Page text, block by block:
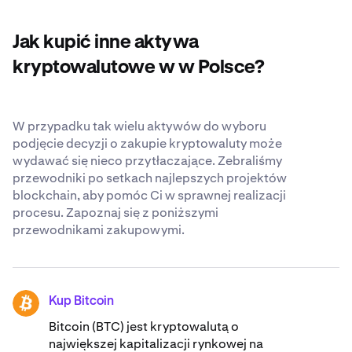
transparentni i zabezpieczeni, gdy powierzasz nam
swoje Litecoin. Dowiedz się o naszychcieszących się
uznaniem na całym świecie standardach
Jak kupić inne aktywa
kryptowalutowe w w Polsce?
W przypadku tak wielu aktywów do wyboru
podjęcie decyzji o zakupie kryptowaluty może
wydawać się nieco przytłaczające. Zebraliśmy
przewodniki po setkach najlepszych projektów
blockchain, aby pomóc Ci w sprawnej realizacji
procesu. Zapoznaj się z poniższymi
przewodnikami zakupowymi.
BTC Kup Bitcoin
Bitcoin (BTC) jest kryptowalutą o
największej kapitalizacji rynkowej na